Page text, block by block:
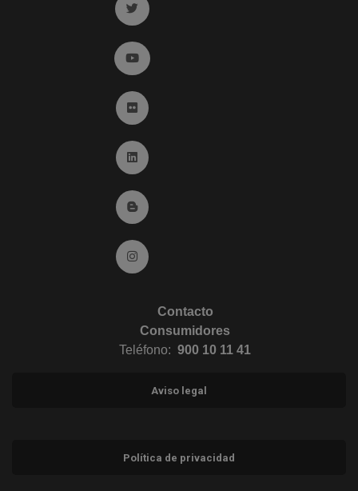
Ir a twitter (abre en ventana nueva)
Ir a YouTube (abre en ventana nueva)
Ir a Flickr (abre en ventana nueva)
Ir a Linkedin (abre en ventana nueva)
Ir al Blog (abre en ventana nueva)
Ir a Instagram (abre en ventana nueva)
Contacto
Consumidores
Teléfono: 900 10 11 41
Aviso legal
Política de privacidad